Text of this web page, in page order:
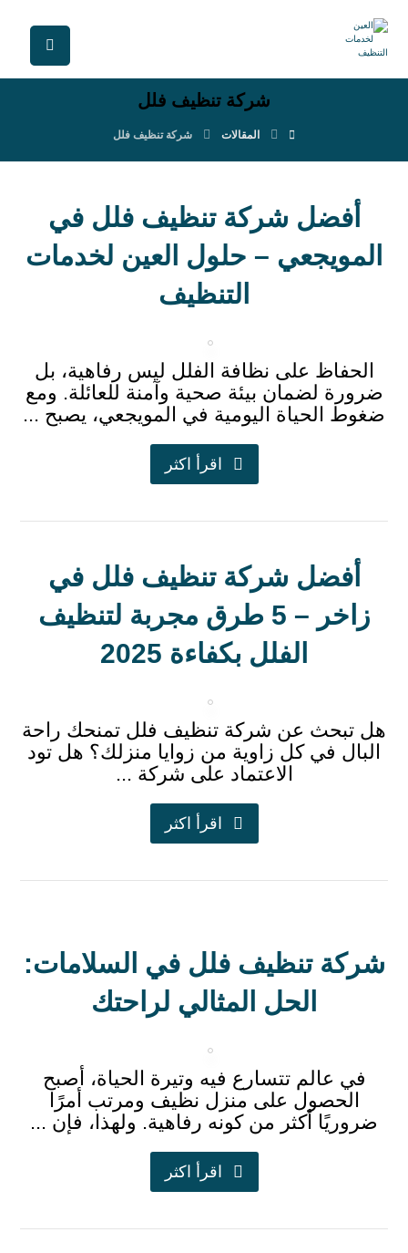
شركة تنظيف فلل
المقالات شركة تنظيف فلل
أفضل شركة تنظيف فلل في
المويجعي – حلول العين لخدمات
التنظيف
الحفاظ على نظافة الفلل ليس رفاهية، بل
ضرورة لضمان بيئة صحية وآمنة للعائلة. ومع
ضغوط الحياة اليومية في المويجعي، يصبح ...
اقرأ اكثر
أفضل شركة تنظيف فلل في
زاخر – 5 طرق مجربة لتنظيف
الفلل بكفاءة 2025
هل تبحث عن شركة تنظيف فلل تمنحك راحة
البال في كل زاوية من زوايا منزلك؟ هل تود
الاعتماد على شركة ...
اقرأ اكثر
شركة تنظيف فلل في السلامات:
الحل المثالي لراحتك
في عالم تتسارع فيه وتيرة الحياة، أصبح
الحصول على منزل نظيف ومرتب أمرًا
ضروريًا أكثر من كونه رفاهية. ولهذا، فإن ...
اقرأ اكثر